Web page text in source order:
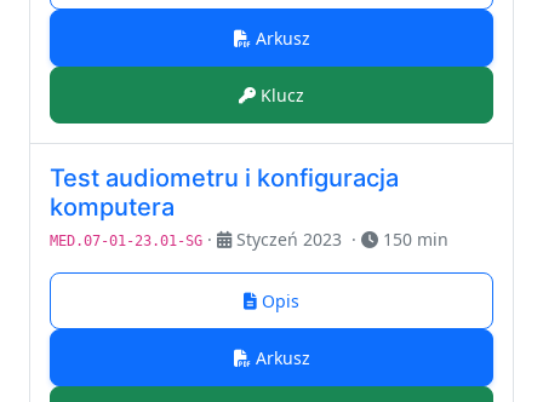
Arkusz
Klucz
Test audiometru i konfiguracja
komputera
MED.07-01-23.01-SG · Styczeń 2023 · 150 min
Opis
Arkusz